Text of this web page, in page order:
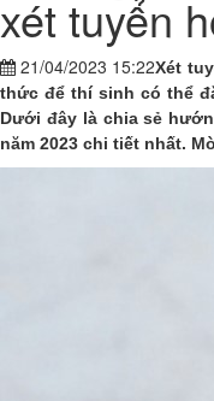
xét tuyển
21/04/2023 15:22Xét
thức để thí sinh có thể
Dưới đây là chia sẻ
năm 2023 chi tiết nhất.